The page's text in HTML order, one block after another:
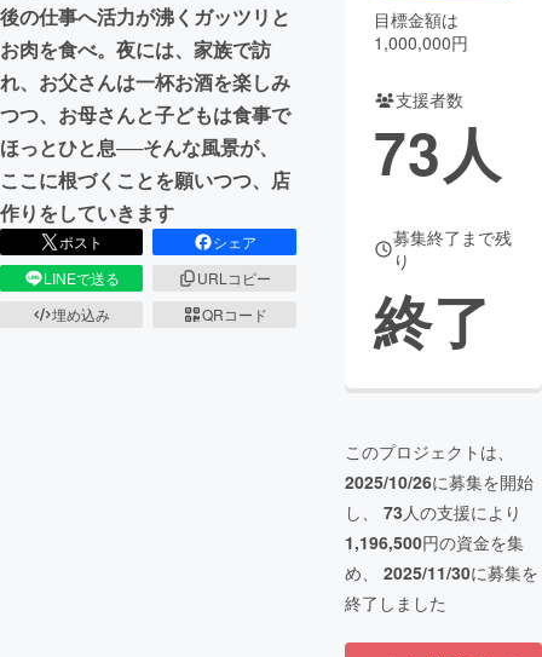
CAMPFIREふるさと納税machi-ya コミュニティ
後の仕事へ活力が沸くガッツリと
お肉を食べ。夜には、家族で訪
れ、お父さんは一杯お酒を楽しみ
つつ、お母さんと子どもは食事で
ほっとひと息──そんな風景が、
ここに根づくことを願いつつ、店
作りをしていきます
ポスト
シェア
LINEで送る
URLコピー
埋め込み
QRコード
目標金額は
1,000,000円
支援者数
73人
募集終了まで残
り
終了
このプロジェクトは、
2025/10/26に募集を開始
し、 73人の支援により
1,196,500円の資金を集
め、 2025/11/30に募集を
終了しました